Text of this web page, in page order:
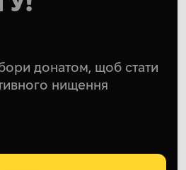
донатом, щоб стати
нищення